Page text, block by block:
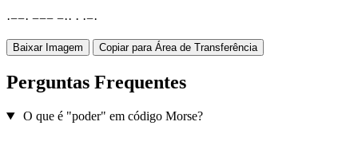
·−−· −−− −·· · ·−·
Baixar Imagem Copiar para Área de Transferência
Perguntas Frequentes
O que é "poder" em código Morse?